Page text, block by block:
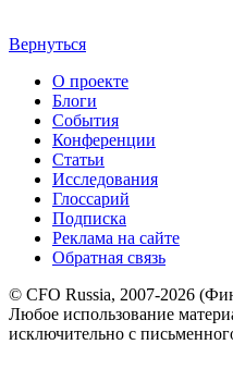
Вернуться
О проекте
Блоги
События
Конференции
Статьи
Исследования
Глоссарий
Подписка
Реклама на сайте
Обратная связь
© CFO Russia, 2007-2026
Любое использование
исключительно с